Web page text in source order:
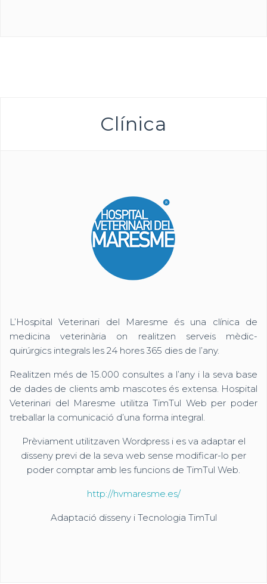
Clínica
L’Hospital Veterinari del Maresme és una clínica de
medicina veterinària on realitzen serveis mèdic-
quirúrgics integrals les 24 hores 365 dies de l’any.
Realitzen més de 15.000 consultes a l’any i la seva base
de dades de clients amb mascotes és extensa. Hospital
Veterinari del Maresme utilitza TimTul Web per poder
treballar la comunicació d’una forma integral.
Prèviament utilitzaven Wordpress i es va adaptar el
disseny previ de la seva web sense modificar-lo per
poder comptar amb les funcions de TimTul Web.
http://hvmaresme.es/
Adaptació disseny i Tecnologia TimTul